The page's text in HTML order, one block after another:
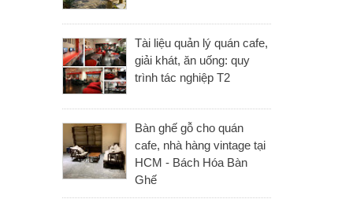
Tài liệu quản lý quán cafe,
giải khát, ăn uống: quy
trình tác nghiệp T2
Bàn ghế gỗ cho quán
cafe, nhà hàng vintage tại
HCM - Bách Hóa Bàn
Ghế